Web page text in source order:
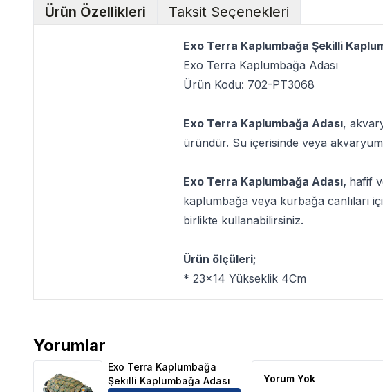
Ürün Özellikleri Taksit Seçenekleri
Exo Terra Kaplumbağa Şekilli
Exo Terra Kaplumbağa Adası
Ürün Kodu: 702-PT3068
Exo Terra Kaplumbağa Adası,
üründür. Su içerisinde veya
Exo Terra Kaplumbağa Adası, hafif
kaplumbağa veya kurbağa canlıları
birlikte kullanabilirsiniz.
Ürün ölçüleri;
* 23x14 Yükseklik 4Cm
Yorumlar
Exo Terra Kaplumbağa Şekilli Kaplumbağa Adası Ürün Yorumları
Exo Terra Kaplumbağa
Şekilli Kaplumbağa Adası
Yorum Yok